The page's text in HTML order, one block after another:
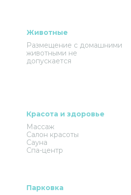
Животные
Размещение с домашними
животными не
допускается
Красота и здоровье
Массаж
Салон красоты
Сауна
Спа-центр
Парковка